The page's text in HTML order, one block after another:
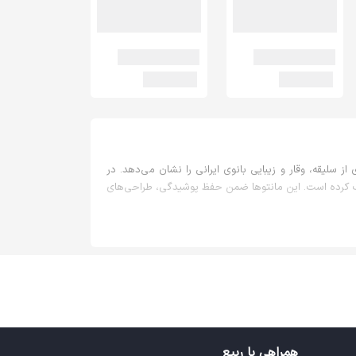
سلیقه، وقار و زیبایی بانوی ایرانی را نشان می‌دهد. در
کرده است. این مانتوها ضمن حفظ پوشیدگی، طراحی‌های